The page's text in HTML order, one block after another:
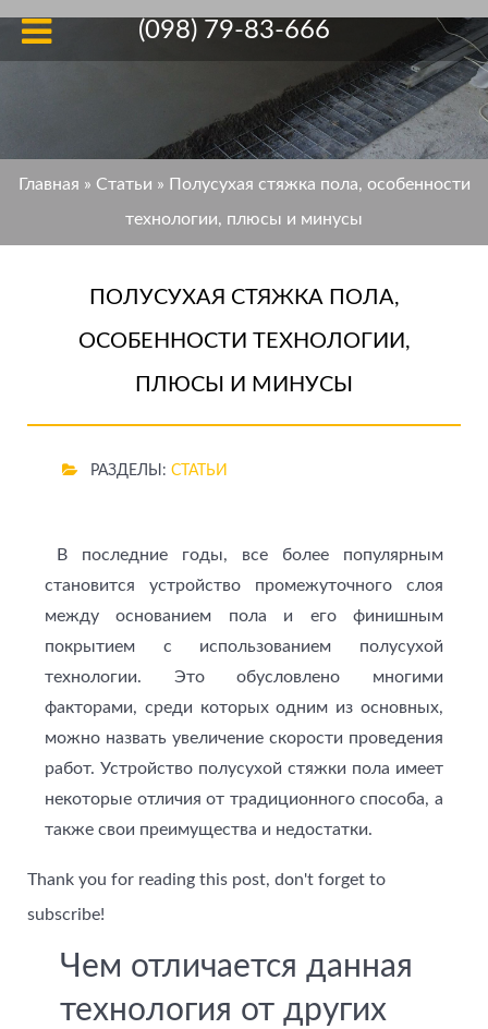
Главная » Статьи » Полусухая стяжка пола, особенности
технологии, плюсы и минусы
ПОЛУСУХАЯ СТЯЖКА ПОЛА,
ОСОБЕННОСТИ ТЕХНОЛОГИИ,
ПЛЮСЫ И МИНУСЫ
РАЗДЕЛЫ: СТАТЬИ
В последние годы, все более популярным
становится устройство промежуточного слоя
между основанием пола и его финишным
покрытием с использованием полусухой
технологии. Это обусловлено многими
факторами, среди которых одним из основных,
можно назвать увеличение скорости проведения
работ. Устройство полусухой стяжки пола имеет
некоторые отличия от традиционного способа, а
также свои преимущества и недостатки.
Thank you for reading this post, don't forget to
subscribe!
Чем отличается данная
технология от других
(098) 79-83-666